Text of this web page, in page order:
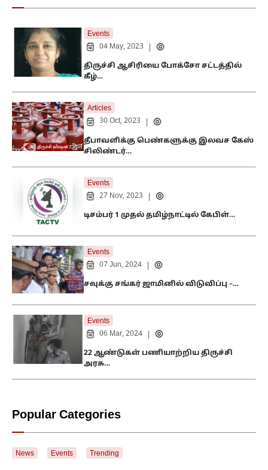
Events
04 May, 2023
திருச்சி ஆசிரியை போக்சோ சட்டத்தில்
கீழ்…
Articles
30 Oct, 2023
தீபாவளிக்கு பெண்களுக்கு இலவச கேஸ்
சிலிண்டர்…
Events
27 Nov, 2023
டிசம்பர் 1 முதல் தமிழ்நாட்டில் கேபிள்…
Events
07 Jun, 2024
சவுக்கு சங்கர் ஜாமினில் விடுவிப்பு –…
Events
06 Mar, 2024
22 ஆண்டுகள் பணியாற்றிய திருச்சி
அரசு…
Popular Categories
News Events Trending